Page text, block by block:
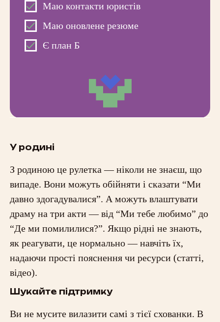
Маю контакти юристів
Маю оновлене резюме
Є план Б
У родині
З родиною це рулетка — ніколи не знаєш, що
випаде. Вони можуть обійняти і сказати “Ми
давно здогадувалися”. А можуть влаштувати
драму на три акти — від “Ми тебе любимо” до
“Де ми помилилися?”. Якщо рідні не знають,
як реагувати, це нормально — навчіть їх,
надаючи прості пояснення чи ресурси (статті,
відео).
Шукайте підтримку
Ви не мусите вилазити самі з тієї схованки. В